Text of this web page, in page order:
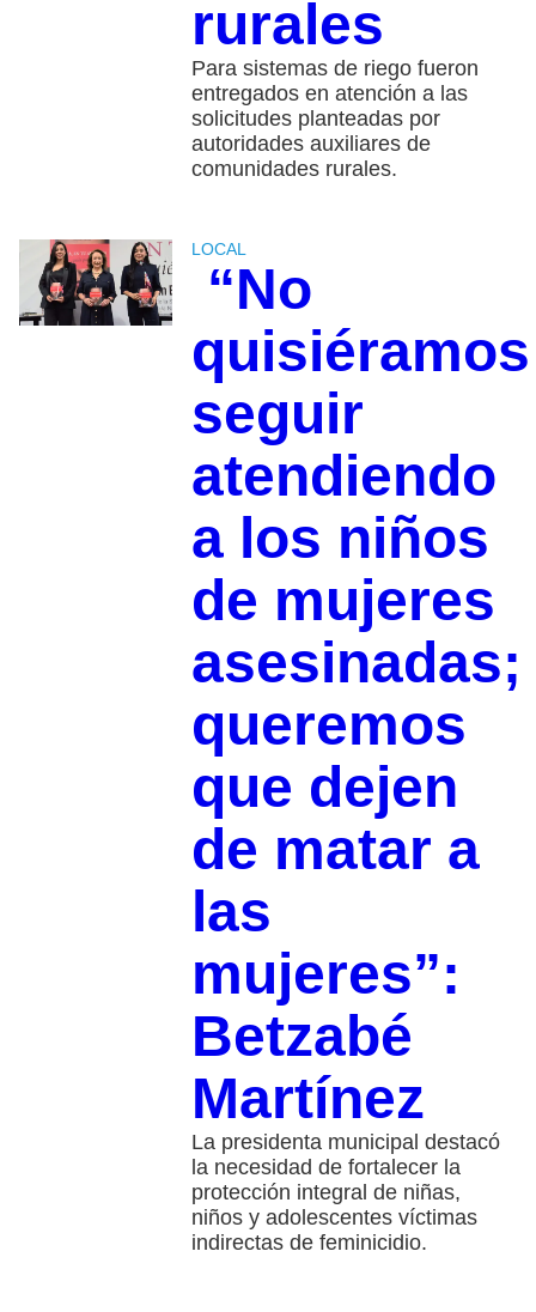
rurales
Para sistemas de riego fueron
entregados en atención a las
solicitudes planteadas por
autoridades auxiliares de
comunidades rurales.
LOCAL
“No
quisiéramos
seguir
atendiendo
a los niños
de mujeres
asesinadas;
queremos
que dejen
de matar a
las
mujeres”:
Betzabé
Martínez
La presidenta municipal destacó
la necesidad de fortalecer la
protección integral de niñas,
niños y adolescentes víctimas
indirectas de feminicidio.